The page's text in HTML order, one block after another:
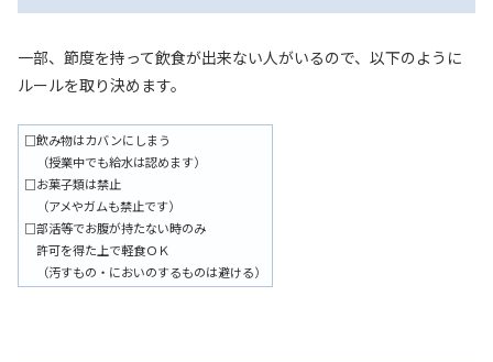
一部、節度を持って飲食が出来ない人がいるので、以下のように
ルールを取り決めます。
□飲み物はカバンにしまう
（授業中でも給水は認めます）
□お菓子類は禁止
（アメやガムも禁止です）
□部活等でお腹が持たない時のみ
許可を得た上で軽食ＯＫ
（汚すもの・においのするものは避ける）